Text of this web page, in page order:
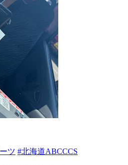
ツ #北海道ABCCCS